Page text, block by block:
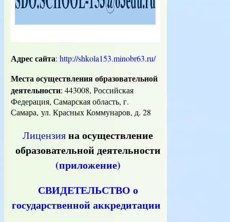
Адрес сайта: http://shkola153.minobr63.ru/
Места осуществления образовательной
деятельности: 443008, Российская
Федерация, Самарская область, г.
Самара, ул. Красных Коммунаров, д. 28
Лицензияна осуществление
образовательной деятельности
(приложение)
СВИДЕТЕЛЬСТВО о
государственной аккредитации